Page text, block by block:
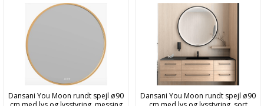
Dansani You Moon rundt spejl ø90
Dansani You Moon rundt spejl ø90